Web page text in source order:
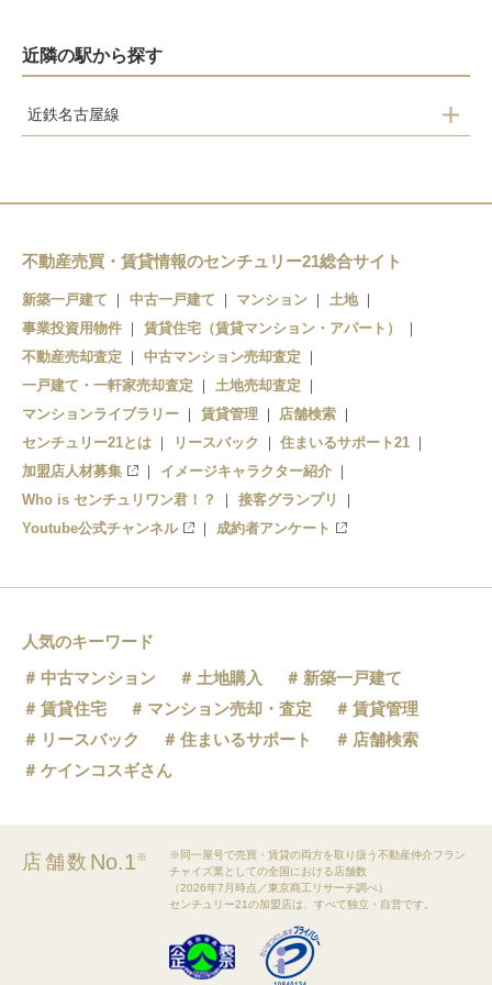
近隣の駅から探す
近鉄名古屋線
近鉄長島
不動産売買・賃貸情報のセンチュリー21総合サイト
新築一戸建て 中古一戸建て マンション
土地
事業投資用物件
賃貸住宅（賃貸マンション・アパート）
不動産売却査定
中古マンション売却査定
一戸建て・一軒家売却査定
土地売却査定
マンションライブラリー
賃貸管理
店舗検索
センチュリー21とは
リースバック
住まいるサポート21
加盟店人材募集
イメージキャラクター紹介
Who is センチュリワン君！？
接客グランプリ
Youtube公式チャンネル
成約者アンケート
人気のキーワード
中古マンション
土地購入
新築一戸建て
賃貸住宅
マンション売却・査定
賃貸管理
リースバック
住まいるサポート
店舗検索
ケインコスギさん
店舗数 No.1※
※同一屋号で売買・賃貸の両方を取り扱う不動産仲介フラン
チャイズ業としての全国における店舗数
（2026年7月時点／東京商工リサーチ調べ）
センチュリー21の加盟店は、すべて独立・自営です。